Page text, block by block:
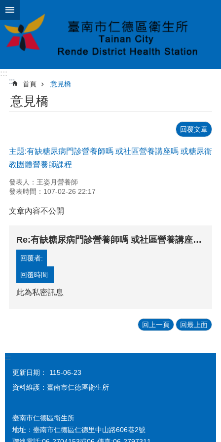
跳到主要內容區塊
:::
:::
首頁 意見橋
意見橋
回覆文章
主題:有缺糖尿病門診營養師嗎 或社區營養講座嗎 或糖尿衛
教團體營養師課程
發表人：王姿月營養師
發表時間：107-02-26 22:17
文章內容不公開
Re:有缺糖尿病門診營養師嗎 或社區營養講座嗎 或糖尿衛教團體營養師課程
回覆者:
回覆時間:
此為私密訊息
回上一頁 回最上面
:::
更新日期：
115-06-23
資料維護：臺南市仁德區衛生所
臺南市仁德區衛生所
地址：臺南市仁德區仁德里中山路606巷2號